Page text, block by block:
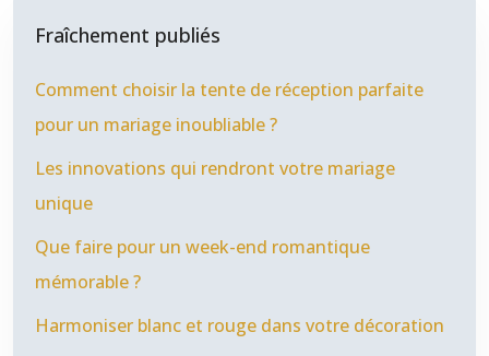
Fraîchement publiés
Comment choisir la tente de réception parfaite
pour un mariage inoubliable ?
Les innovations qui rendront votre mariage
unique
Que faire pour un week-end romantique
mémorable ?
Harmoniser blanc et rouge dans votre décoration